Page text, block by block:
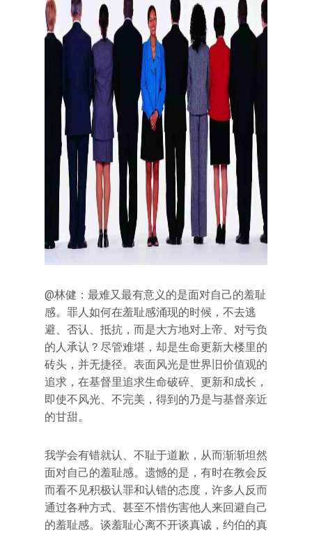
@林健：最难又最有意义的是面对自己的羞耻
感。罪人如何在羞耻感涌现的时候，不去逃
避、否认、抵抗，而是大方地对上帝、对亏负
的人承认？尽管难堪，却是生命更新大楼里的
砖头，并无捷径。表面风光是世界旧价值观的
追求，在基督里追求生命破碎、更新和成长，
即使不风光、不完美，得到的乃是与基督亲近
的甘甜。
我学会有错就认、不耻于道歉，从而渐渐坦然
面对自己的羞耻感。遗憾的是，有时在教会反
而看不见积极认罪和认错的态度，许多人反而
通过各种方式、甚至不惜伤害他人来回避自己
的羞耻感。谈羞耻心离不开谈真诚，约伯的真